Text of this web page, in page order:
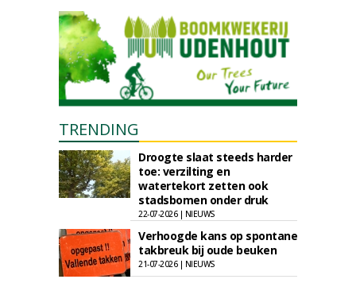
TRENDING
Droogte slaat steeds harder
toe: verzilting en
watertekort zetten ook
stadsbomen onder druk
22-07-2026 | NIEUWS
Verhoogde kans op spontane
takbreuk bij oude beuken
21-07-2026 | NIEUWS